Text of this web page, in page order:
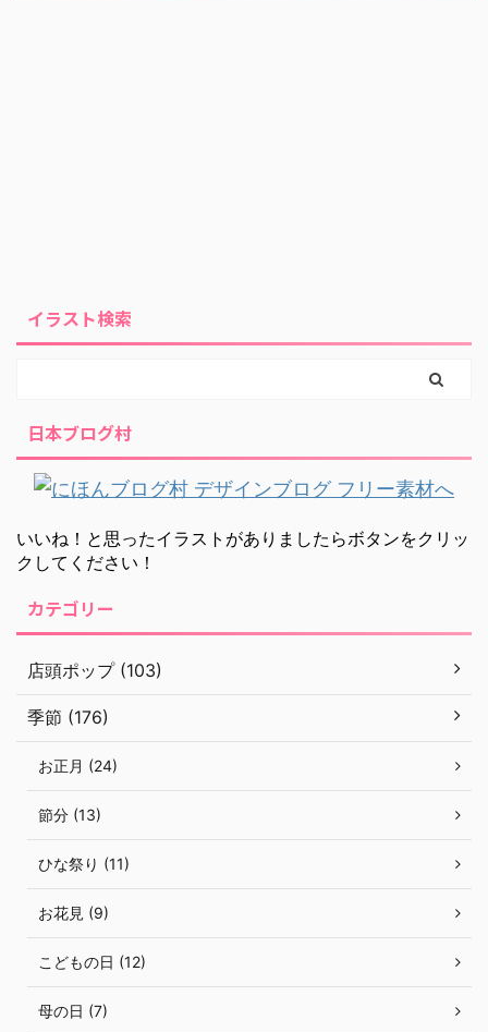
イラスト検索
日本ブログ村
いいね！と思ったイラストがありましたらボタンをクリッ
クしてください！
カテゴリー
店頭ポップ (103)
季節 (176)
お正月 (24)
節分 (13)
ひな祭り (11)
お花見 (9)
こどもの日 (12)
母の日 (7)